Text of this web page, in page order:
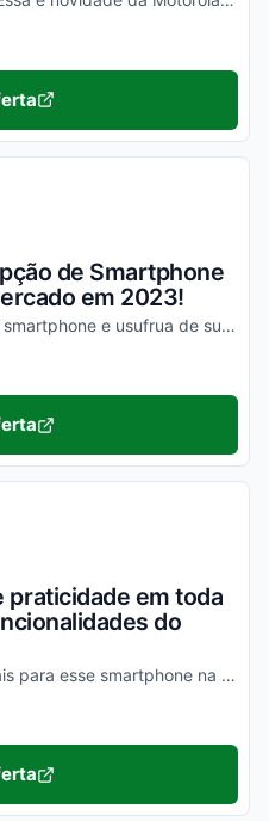
de Smartphone
em 2023!
Aproveite todo o poder desse smartphone e usufrua de suas vantagens por valores a partir de R$1500!
praticidade em toda
do
Confira os valores promocionais para esse smartphone na loja virtual Motorola e economize hoje mesmo!